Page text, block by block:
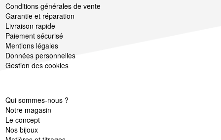
Conditions générales de vente
Garantie et réparation
Livraison rapide
Paiement sécurisé
Mentions légales
Données personnelles
Gestion des cookies
Qui sommes-nous ?
Notre magasin
Le concept
Nos bijoux